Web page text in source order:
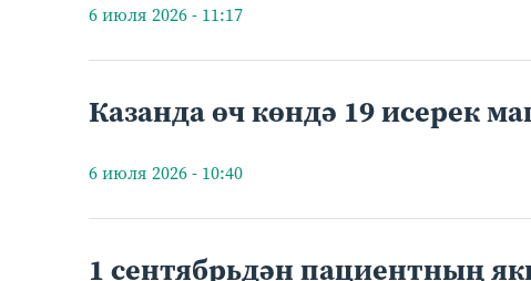
6 июля 2026 - 11:17
Казанда өч көндә 19 исерек
6 июля 2026 - 10:40
1 сентябрьдән пациентның